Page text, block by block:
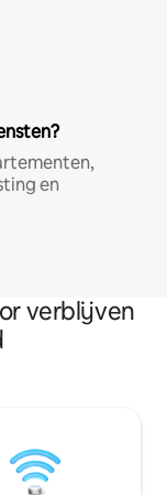
en
verblijven